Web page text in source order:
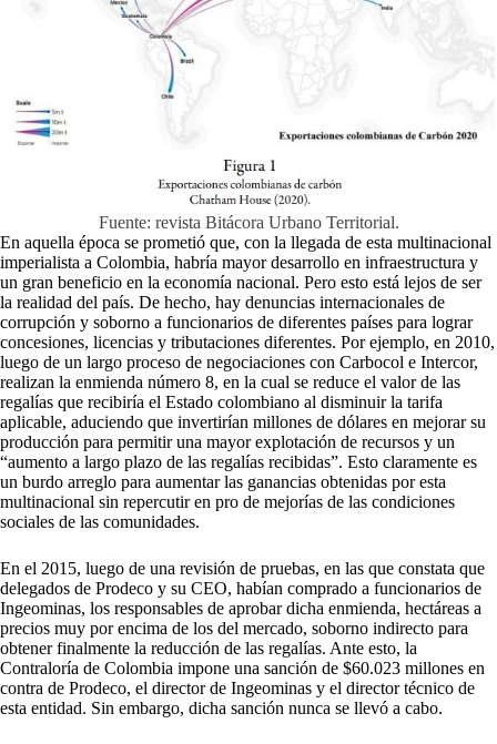
Fuente: revista Bitácora Urbano Territorial.
En aquella época se prometió que, con la llegada de esta multinacional
imperialista a Colombia, habría mayor desarrollo en infraestructura y
un gran beneficio en la economía nacional. Pero esto está lejos de ser
la realidad del país. De hecho, hay denuncias internacionales de
corrupción y soborno a funcionarios de diferentes países para lograr
concesiones, licencias y tributaciones diferentes. Por ejemplo, en 2010,
luego de un largo proceso de negociaciones con Carbocol e Intercor,
realizan la enmienda número 8, en la cual se reduce el valor de las
regalías que recibiría el Estado colombiano al disminuir la tarifa
aplicable, aduciendo que invertirían millones de dólares en mejorar su
producción para permitir una mayor explotación de recursos y un
“aumento a largo plazo de las regalías recibidas”. Esto claramente es
un burdo arreglo para aumentar las ganancias obtenidas por esta
multinacional sin repercutir en pro de mejorías de las condiciones
sociales de las comunidades.
En el 2015, luego de una revisión de pruebas, en las que constata que
delegados de Prodeco y su CEO, habían comprado a funcionarios de
Ingeominas, los responsables de aprobar dicha enmienda, hectáreas a
precios muy por encima de los del mercado, soborno indirecto para
obtener finalmente la reducción de las regalías. Ante esto, la
Contraloría de Colombia impone una sanción de $60.023 millones en
contra de Prodeco, el director de Ingeominas y el director técnico de
esta entidad. Sin embargo, dicha sanción nunca se llevó a cabo.